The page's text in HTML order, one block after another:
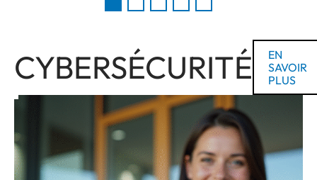
CYBERSÉCURITÉ
EN
SAVOIR
PLUS